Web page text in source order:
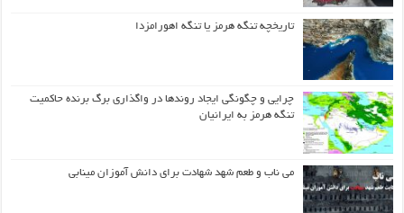
تاریخچه تنگه هرمز یا تنگه اهورامزدا
چرایی و چگونگی ایجاد روندها در واگذاری برگ برنده حاکمیت
تنگه هرمز به ایرانیان
می ناب و طعم شهد شهادت برای دانش آموزان مینابی